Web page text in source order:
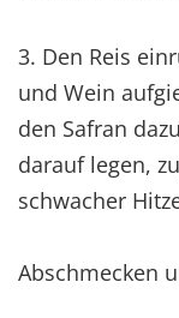
3. Den Reis
und Wein
den Safran
darauf legen,
schwacher
Abschmecken